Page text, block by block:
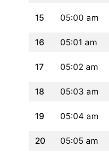
15 05:00 am
16 05:01 am
17 05:02 am
18 05:03 am
19 05:04 am
20 05:05 am